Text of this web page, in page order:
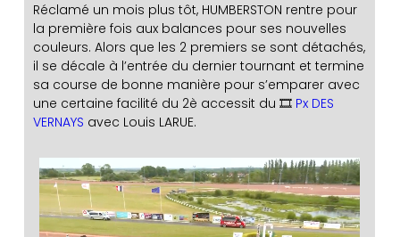
Réclamé un mois plus tôt, HUMBERSTON rentre pour
la première fois aux balances pour ses nouvelles
couleurs. Alors que les 2 premiers se sont détachés,
il se décale à l’entrée du dernier tournant et termine
sa course de bonne manière pour s’emparer avec
une certaine facilité du 2è accessit du 🎞️ Px DES
VERNAYS avec Louis LARUE.